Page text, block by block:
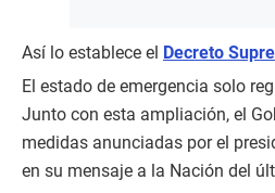
Así lo establece el Decreto
El estado de emergencia solo
Junto con esta ampliación, el
medidas anunciadas por el
en su mensaje a la Nación del